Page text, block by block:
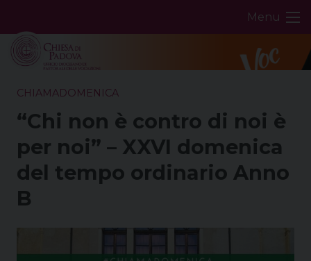
content
Menu
CHIAMADOMENICA
“Chi non è contro di noi è
per noi” – XXVI domenica
del tempo ordinario Anno
B